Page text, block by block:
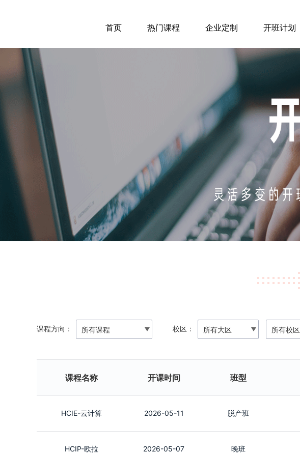
首页 热门课程 企业定制 开班计划
课程方向： 校区：
课程名称 开课时间 班型
HCIE-云计算 2026-05-11 脱产班
HCIP-欧拉 2026-05-07 晚班